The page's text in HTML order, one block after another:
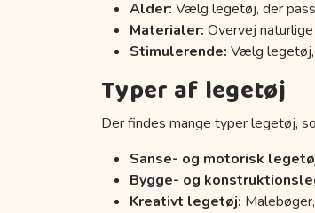
Alder: Vælg legetøj, der
Materialer: Overvej
Stimulerende: Vælg legetøj,
Typer af legetøj
Der findes mange typer legetøj,
Sanse- og motorisk
Bygge- og
Kreativt legetøj: